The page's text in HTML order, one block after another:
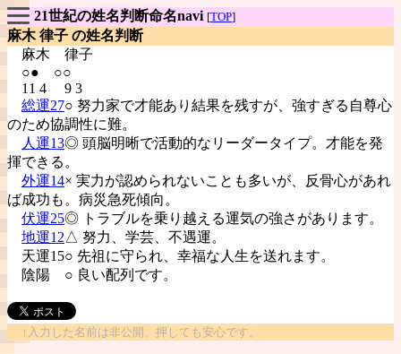
21世紀の姓名判断命名navi [TOP]
麻木 律子 の姓名判断
麻木 律子
○● ○○
11 4 9 3
総運27○ 努力家で才能あり結果を残すが、強すぎる自尊心
のため協調性に難。
人運13◎ 頭脳明晰で活動的なリーダータイプ。才能を発
揮できる。
外運14× 実力が認められないことも多いが、反骨心があれ
ば成功も。病災急死傾向。
伏運25◎ トラブルを乗り越える運気の強さがあります。
地運12△ 努力、学芸、不遇運。
天運15○ 先祖に守られ、幸福な人生を送れます。
陰陽 ○ 良い配列です。
↑入力した名前は非公開。押しても安心です。